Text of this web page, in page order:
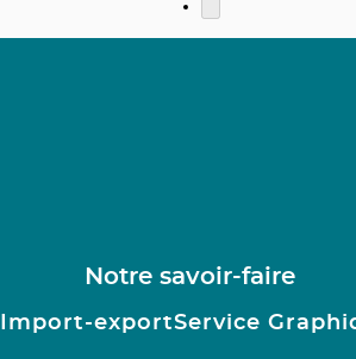
Notre savoir-faire
Import-exportService